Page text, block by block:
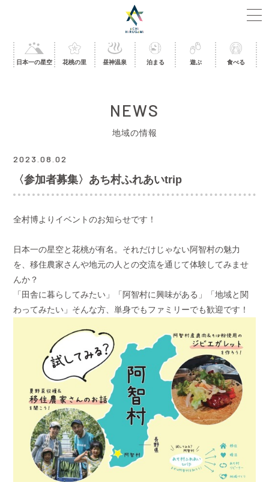
日本一の星空 花桃の里 昼神温泉 泊まる 遊ぶ 食べる
NEWS
地域の情報
2023.08.02
〈参加者募集〉あち村ふれあいtrip
全村博よりイベントのお知らせです！
日本一の星空と花桃が有名。それだけじゃない阿智村の魅力
を、移住農家さんや地元の人との交流を通じて体験してみませ
んか？
「田舎に暮らしてみたい」「阿智村に興味がある」「地域と関
わってみたい」そんな方、単身でもファミリーでも歓迎です！